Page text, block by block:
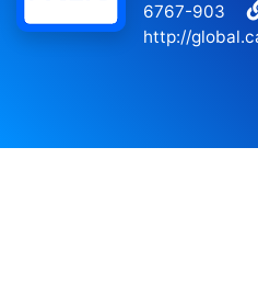
6767-903
http://